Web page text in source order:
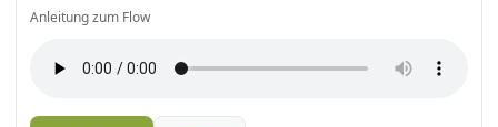
Anleitung zum Flow